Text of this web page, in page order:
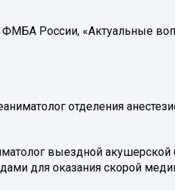
России, «Актуальные
отделения
выездной
для оказания скорой